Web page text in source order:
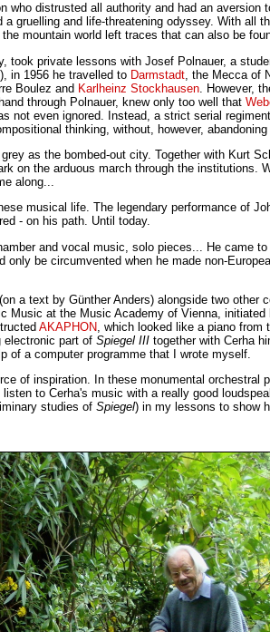
distrusted all authority and had an
a gruelling and life-threatening odyssey. With
mountain world left traces that can also be
private lessons with Josef Polnauer, a
in 1956 he travelled to Darmstadt , the Mecca of
Boulez and Karlheinz Stockhausen . However,
through Polnauer, knew only too well that
even ignored. Instead, a strict serial
thinking, without, however, abandoning
as the bombed-out city. Together with Kurt
on the arduous march through the institutions.
along...
musical life. The legendary performance of
- on his path. Until today.
and vocal music, solo pieces... He came
be circumvented when he made non-
a text by Günther Anders) alongside two
at the Music Academy of Vienna,
AKAPHON , which looked like a piano
electronic part of Spiegel III together with Cerha
of a computer programme that I wrote myself.
of inspiration. In these monumental
to Cerha's music with a really good
studies of Spiegel) in my lessons to show